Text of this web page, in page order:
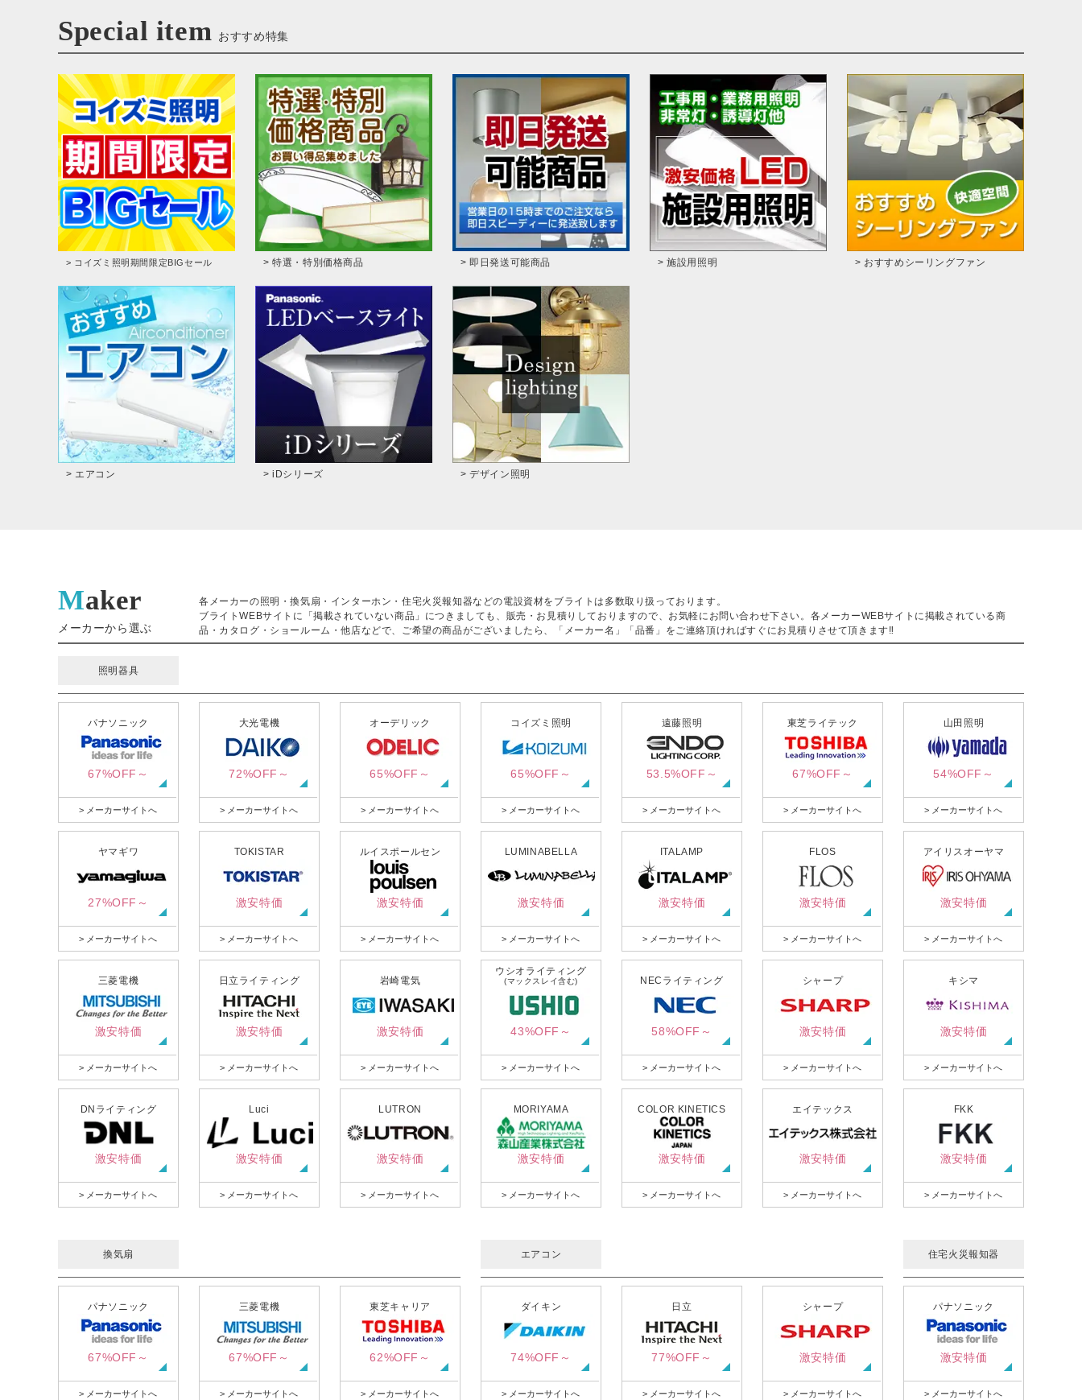
Special item おすすめ特集
> コイズミ照明期間限定BIGセール > 特選・特別価格商品 > 即日発送可能商品 > 施設用照明 > おすすめシーリングファン
> エアコン > iDシリーズ > デザイン照明
Maker
メーカーから選ぶ
各メーカーの照明・換気扇・インターホン・住宅火災報知器などの電設資材をブライトは多数取り扱っております。
ブライトWEBサイトに「掲載されていない商品」につきましても、販売・お見積りしておりますので、お気軽にお問い合わせ下さい。各メーカーWEBサイトに掲載されている商
品・カタログ・ショールーム・他店などで、ご希望の商品がございましたら、「メーカー名」「品番」をご連絡頂ければすぐにお見積りさせて頂きます‼
照明器具
パナソニック
67%OFF～
> メーカーサイトへ
大光電機
72%OFF～
> メーカーサイトへ
オーデリック
65%OFF～
> メーカーサイトへ
コイズミ照明
65%OFF～
> メーカーサイトへ
遠藤照明
53.5%OFF～
> メーカーサイトへ
東芝ライテック
67%OFF～
> メーカーサイトへ
山田照明
54%OFF～
> メーカーサイトへ
ヤマギワ
27%OFF～
> メーカーサイトへ
TOKISTAR
激安特価
> メーカーサイトへ
ルイスポールセン
激安特価
> メーカーサイトへ
LUMINABELLA
激安特価
> メーカーサイトへ
ITALAMP
激安特価
> メーカーサイトへ
FLOS
激安特価
> メーカーサイトへ
アイリスオーヤマ
激安特価
> メーカーサイトへ
三菱電機
激安特価
> メーカーサイトへ
日立ライティング
激安特価
> メーカーサイトへ
岩崎電気
激安特価
> メーカーサイトへ
ウシオライティング
(マックスレイ含む)
43%OFF～
> メーカーサイトへ
NECライティング
58%OFF～
> メーカーサイトへ
シャープ
激安特価
> メーカーサイトへ
キシマ
激安特価
> メーカーサイトへ
DNライティング
激安特価
> メーカーサイトへ
Luci
激安特価
> メーカーサイトへ
LUTRON
激安特価
> メーカーサイトへ
MORIYAMA
激安特価
> メーカーサイトへ
COLOR KINETICS
激安特価
> メーカーサイトへ
エイテックス
激安特価
> メーカーサイトへ
FKK
激安特価
> メーカーサイトへ
換気扇 エアコン 住宅火災報知器
パナソニック
67%OFF～
> メーカーサイトへ
三菱電機
67%OFF～
> メーカーサイトへ
東芝キャリア
62%OFF～
> メーカーサイトへ
ダイキン
74%OFF～
> メーカーサイトへ
日立
77%OFF～
> メーカーサイトへ
シャープ
激安特価
> メーカーサイトへ
パナソニック
激安特価
> メーカーサイトへ